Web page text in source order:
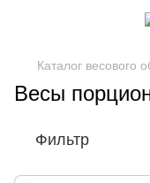
Каталог весового
Весы
Фильтр